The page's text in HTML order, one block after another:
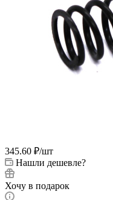
345.60 ₽/шт
Нашли дешевле?
Хочу в подарок